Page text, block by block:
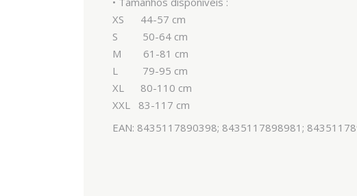
XS 44-57 cm
S 50-64 cm
M 61-81 cm
L 79-95 cm
XL 80-110 cm
XXL 83-117 cm
EAN: 8435117890398; 8435117898981;